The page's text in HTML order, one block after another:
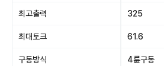
최고출력 325
최대토크 61.6
구동방식 4륜구동